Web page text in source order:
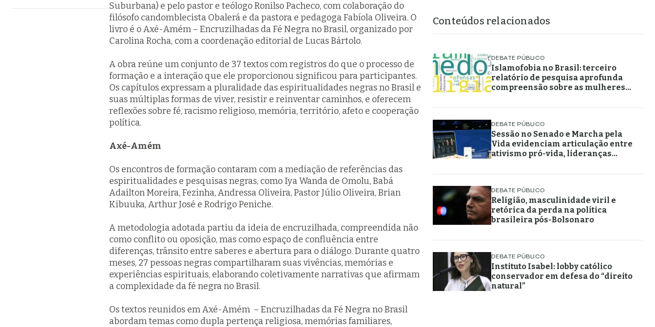
Suburbana) e pelo pastor e teólogo Ronilso Pacheco, com colaboração do
filósofo candomblecista Obalerá e da pastora e pedagoga Fabíola Oliveira. O
livro é oAxé-Amém – Encruzilhadas da Fé Negra no Brasil, organizado por
Carolina Rocha, com a coordenação editorial de Lucas Bártolo.
A obra reúne um conjunto de 37 textos com registros do que o processo de
formação e a interação que ele proporcionou significou para participantes.
Os capítulos expressam a pluralidade das espiritualidades negras no Brasil e
suas múltiplas formas de viver, resistir e reinventar caminhos, e oferecem
reflexões sobre fé, racismo religioso, memória, território, afeto e cooperação
política.
Axé-Amém
Os encontros de formação contaram com a mediação de referências das
espiritualidades e pesquisas negras, como Iya Wanda de Omolu, Babá
Adailton Moreira, Fezinha, Andressa Oliveira, Pastor Júlio Oliveira, Brian
Kibuuka, Arthur José e Rodrigo Peniche.
A metodologia adotada partiu da ideia de encruzilhada, compreendida não
como conflito ou oposição, mas como espaço de confluência entre
diferenças, trânsito entre saberes e abertura para o diálogo. Durante quatro
meses, 27 pessoas negras compartilharam suas vivências, memórias e
experiências espirituais, elaborando coletivamente narrativas que afirmam
a complexidade da fé negra no Brasil.
Os textos reunidos emAxé-Amém – Encruzilhadas da Fé Negra no Brasil
abordam temas como dupla pertença religiosa, memórias familiares,
Conteúdos relacionados
DEBATE PÚBLICO
Islamofobia no Brasil: terceiro
relatório de pesquisa aprofunda
compreensão sobre as mulheres
DEBATE PÚBLICO
Sessão no Senado e Marcha pela
Vida evidenciam articulação entre
ativismo pró-vida, lideranças
política
DEBATE PÚBLICO
Religião, masculinidade viril e
retórica da perda na política
brasileira pós-Bolsonaro
DEBATE PÚBLICO
Instituto Isabel: lobby católico
conservador em defesa do “direito
natural”